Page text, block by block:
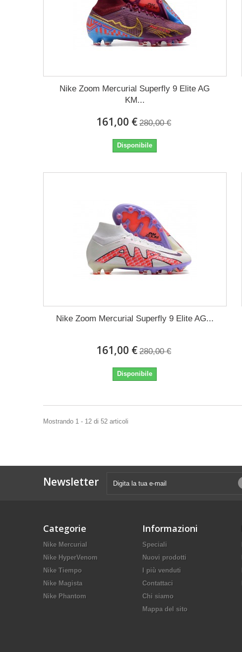
Nike Zoom Mercurial Superfly 9 Elite AG
KM...
161,00 € 280,00 €
Disponibile
Nike Zoom Mercurial Superfly 9 Elite AG...
161,00 € 280,00 €
Disponibile
Mostrando 1 - 12 di 52 articoli
Newsletter
Categorie
Nike Mercurial
Nike HyperVenom
Nike Tiempo
Nike Magista
Nike Phantom
Informazioni
Speciali
Nuovi prodotti
I più venduti
Contattaci
Chi siamo
Mappa del sito